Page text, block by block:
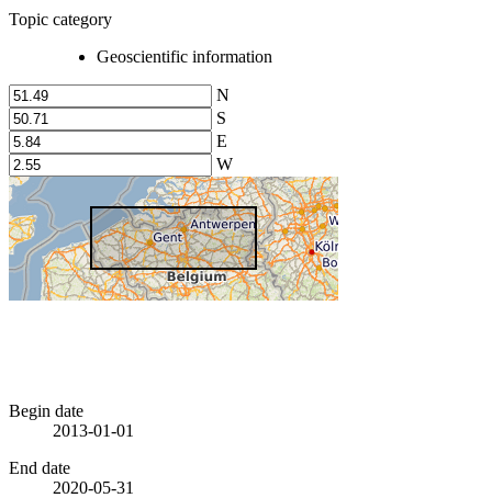
Topic category
Geoscientific information
N
S
E
W
Begin date
2013-01-01
End date
2020-05-31